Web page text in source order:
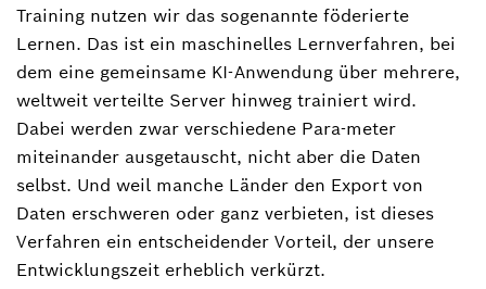
Training nutzen wir das sogenannte föderierte
Lernen. Das ist ein maschinelles Lernverfahren, bei
dem eine gemeinsame KI-Anwendung über mehrere,
weltweit verteilte Server hinweg trainiert wird.
Dabei werden zwar verschiedene Para-meter
miteinander ausgetauscht, nicht aber die Daten
selbst. Und weil manche Länder den Export von
Daten erschweren oder ganz verbieten, ist dieses
Verfahren ein entscheidender Vorteil, der unsere
Entwicklungszeit erheblich verkürzt.